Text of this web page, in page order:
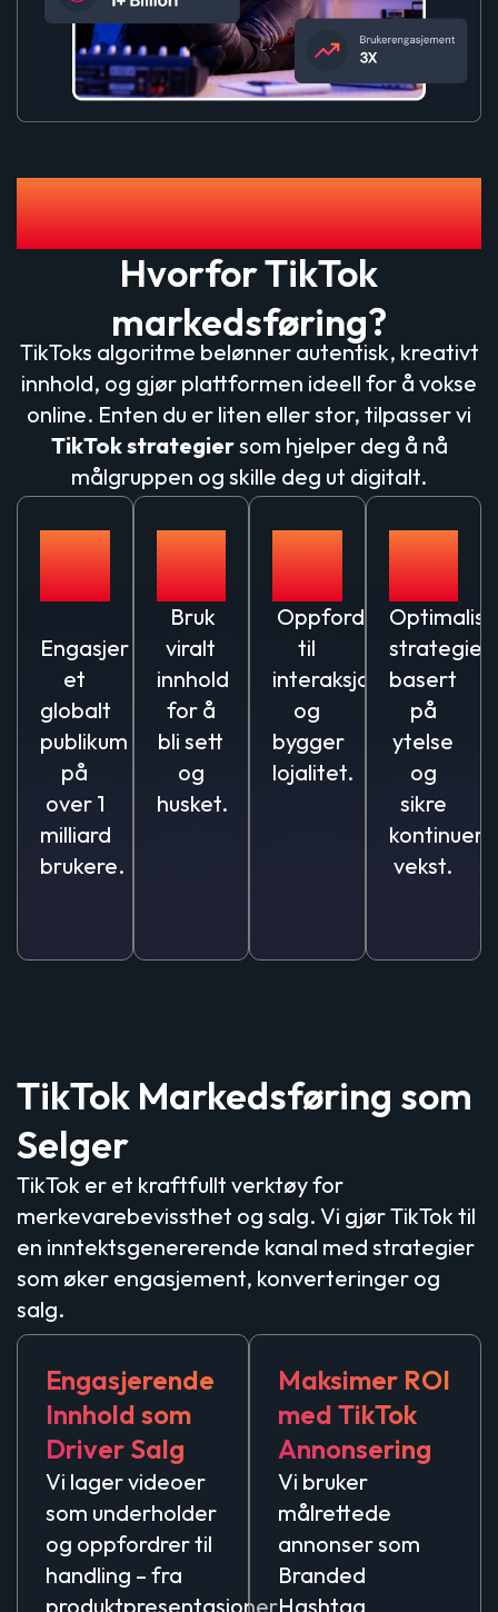
Viktige Fordeler med TikTok
Annonsering
Hvorfor TikTok
markedsføring?
TikToks algoritme belønner autentisk, kreativt
innhold, og gjør plattformen ideell for å vokse
online. Enten du er liten eller stor, tilpasser vi
TikTok strategiersom hjelper deg å nå
målgruppen og skille deg ut digitalt.
Massiv
rekkevidde:
Engasjer
et
globalt
publikum
på
over 1
milliard
brukere.
Økt
merkevarebevissthet:
Bruk
viralt
innhold
for å
bli sett
og
husket.
kampanjer:
Oppfordrer
til
interaksjon
og
bygger
lojalitet.
innsikt:
strategier
basert
på
ytelse
og
sikre
vekst.
TikTok Markedsføring som
Selger
TikTok er et kraftfullt verktøy for
merkevarebevissthet og salg. Vi gjør TikTok til
en inntektsgenererende kanal med strategier
som øker engasjement, konverteringer og
salg.
Engasjerende
Innhold som
Driver Salg
Vi lager videoer
som underholder
og oppfordrer til
handling – fra
produktpresentasjoner
Maksimer ROI
med TikTok
Annonsering
Vi bruker
målrettede
annonser som
Branded
Hashtag